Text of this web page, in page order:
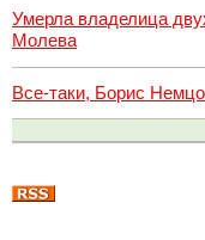
Умерла владелица
Молева
Все-таки, Борис